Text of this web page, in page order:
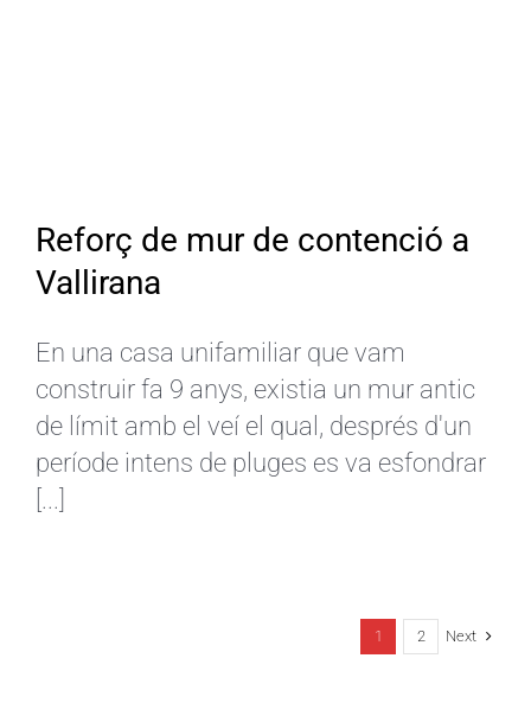
Reforç de mur de contenció a
Vallirana
En una casa unifamiliar que vam
construir fa 9 anys, existia un mur antic
de límit amb el veí el qual, després d'un
període intens de pluges es va esfondrar
[...]
1 2 Next